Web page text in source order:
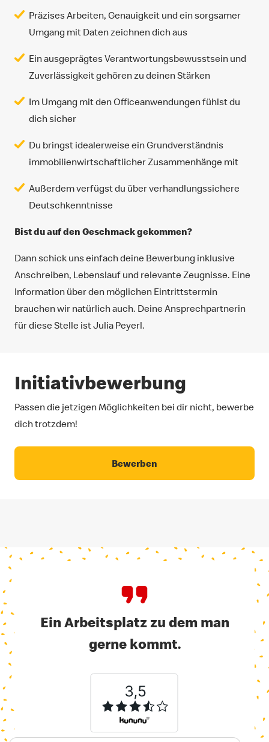
Präzises Arbeiten, Genauigkeit und ein sorgsamer
Umgang mit Daten zeichnen dich aus
Ein ausgeprägtes Verantwortungsbewusstsein und
Zuverlässigkeit gehören zu deinen Stärken
Im Umgang mit den Officeanwendungen fühlst du
dich sicher
Du bringst idealerweise ein Grundverständnis
immobilienwirtschaftlicher Zusammenhänge mit
Außerdem verfügst du über verhandlungssichere
Deutschkenntnisse
Bist du auf den Geschmack gekommen?
Dann schick uns einfach deine Bewerbung inklusive
Anschreiben, Lebenslauf und relevante Zeugnisse. Eine
Information über den möglichen Eintrittstermin
brauchen wir natürlich auch. Deine Ansprechpartnerin
für diese Stelle ist Julia Peyerl.
Initiativbewerbung
Passen die jetzigen Möglichkeiten bei dir nicht, bewerbe
dich trotzdem!
Bewerben
Ein Arbeitsplatz zu dem man
gerne kommt.